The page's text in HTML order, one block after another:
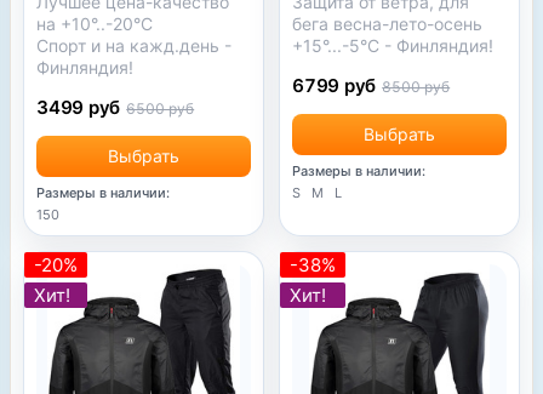
на +10°..-20°С
Спорт и на кажд.день -
Финляндия!
Выбрать
3499 руб 6500 руб
Размеры в наличии:
150
бега весна-лето-осень
+15°...-5°С - Финляндия!
Выбрать
6799 руб 8500 руб
Размеры в наличии:
S
M L
-20%
Хит!
-38%
Хит!